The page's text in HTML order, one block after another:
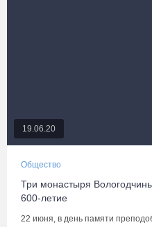
19.06.20
Общество
Три монастыря
600-летие
22 июня, в день памяти